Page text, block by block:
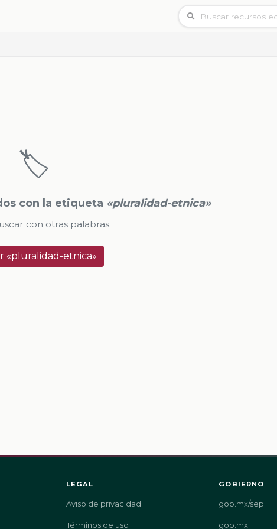
🏷️
con la etiqueta «pluralidad-etnica»
con otras palabras.
«pluralidad-etnica»
LEGAL
Aviso de privacidad
Términos de uso
GOBIERNO
gob.mx/sep
gob.mx